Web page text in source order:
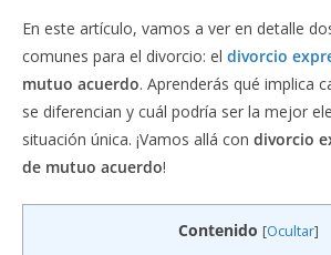
En este artículo, vamos a ver en detalle
comunes para el divorcio: el divorcio
mutuo acuerdo. Aprenderás qué implica
se diferencian y cuál podría ser la mejor
situación única. ¡Vamos allá con divorcio
de mutuo acuerdo!
Contenido [Ocultar]